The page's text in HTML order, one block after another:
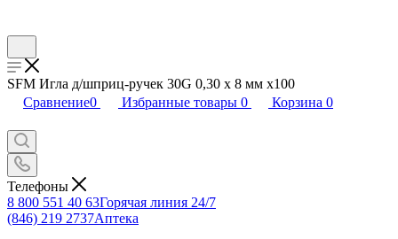
SFM Игла д/шприц-ручек 30G 0,30 х 8 мм х100
Сравнение0 Избранные товары 0 Корзина 0
Телефоны
8 800 551 40 63Горячая линия 24/7
(846) 219 2737Аптека